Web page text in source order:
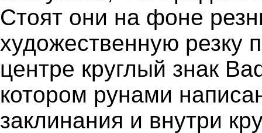
Стоят они на фоне
художественную резку
центре круглый знак
котором рунами
заклинания и внутри